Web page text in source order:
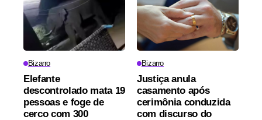
Bizarro
Elefante
descontrolado mata 19
pessoas e foge de
cerco com 300
Bizarro
Justiça anula
casamento após
cerimônia conduzida
com discurso do